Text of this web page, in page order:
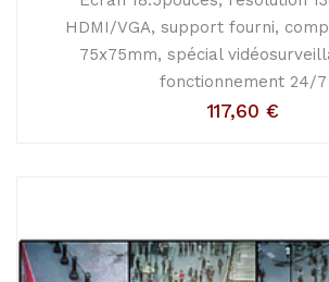
HDMI/VGA, support fourni,
75x75mm, spécial
fonctionnement 24/7
117,60 €